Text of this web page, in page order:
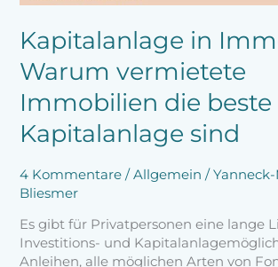
Kapitalanlage in
Warum vermietete
Immobilien die beste
Kapitalanlage sind
4 Kommentare /Allgemein /
Bliesmer
Es gibt für Privatpersonen eine lange
Investitions- und
Anleihen, alle möglichen Arten von
Kapitalanlage